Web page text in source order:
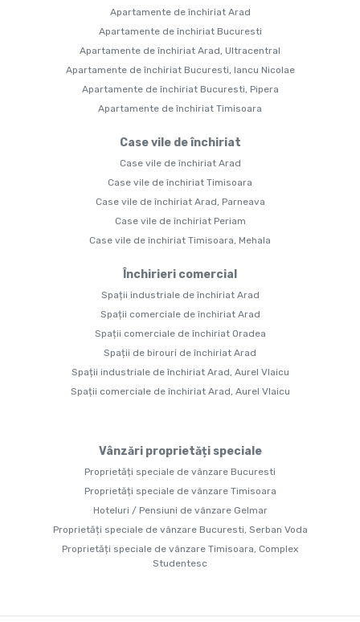
Apartamente de închiriat Arad
Apartamente de închiriat Bucuresti
Apartamente de închiriat Arad, Ultracentral
Apartamente de închiriat Bucuresti, Iancu Nicolae
Apartamente de închiriat Bucuresti, Pipera
Apartamente de închiriat Timisoara
Case vile de închiriat
Case vile de închiriat Arad
Case vile de închiriat Timisoara
Case vile de închiriat Arad, Parneava
Case vile de închiriat Periam
Case vile de închiriat Timisoara, Mehala
Închirieri comercial
Spații industriale de închiriat Arad
Spații comerciale de închiriat Arad
Spații comerciale de închiriat Oradea
Spații de birouri de închiriat Arad
Spații industriale de închiriat Arad, Aurel Vlaicu
Spații comerciale de închiriat Arad, Aurel Vlaicu
Vânzări proprietăți speciale
Proprietăți speciale de vânzare Bucuresti
Proprietăți speciale de vânzare Timisoara
Hoteluri / Pensiuni de vânzare Gelmar
Proprietăți speciale de vânzare Bucuresti, Serban Voda
Proprietăți speciale de vânzare Timisoara, Complex
Studentesc